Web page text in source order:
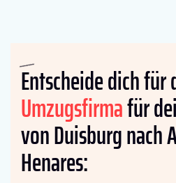
Entscheide dich für
Umzugsfirmafür
von Duisburg nach
Henares: